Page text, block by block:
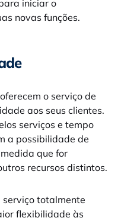
iniciar o
novas funções.
o serviço de
aos seus clientes.
serviços e tempo
a possibilidade de
que for
recursos distintos.
serviço totalmente
flexibilidade às